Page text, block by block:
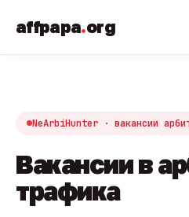
affpapa.org
NeArbiHunter · вакансии
Вакансии в
трафика